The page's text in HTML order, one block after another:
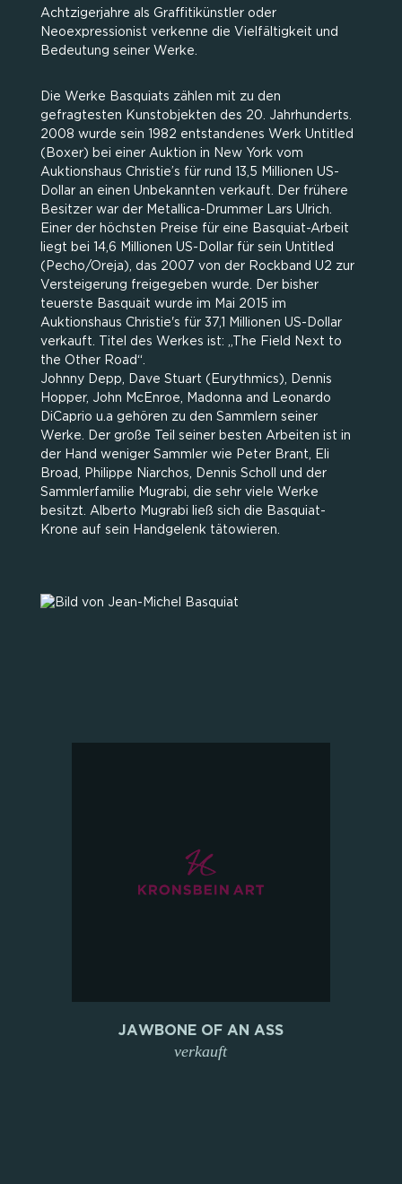
Achtzigerjahre als Graffitikünstler oder
Neoexpressionist verkenne die Vielfältigkeit und
Bedeutung seiner Werke.
Die Werke Basquiats zählen mit zu den
gefragtesten Kunstobjekten des 20. Jahrhunderts.
2008 wurde sein 1982 entstandenes Werk Untitled
(Boxer) bei einer Auktion in New York vom
Auktionshaus Christie’s für rund 13,5 Millionen US-
Dollar an einen Unbekannten verkauft. Der frühere
Besitzer war der Metallica-Drummer Lars Ulrich.
Einer der höchsten Preise für eine Basquiat-Arbeit
liegt bei 14,6 Millionen US-Dollar für sein Untitled
(Pecho/Oreja), das 2007 von der Rockband U2 zur
Versteigerung freigegeben wurde. Der bisher
teuerste Basquait wurde im Mai 2015 im
Auktionshaus Christie's für 37,1 Millionen US-Dollar
verkauft. Titel des Werkes ist: „The Field Next to
the Other Road“.
Johnny Depp, Dave Stuart (Eurythmics), Dennis
Hopper, John McEnroe, Madonna and Leonardo
DiCaprio u.a gehören zu den Sammlern seiner
Werke. Der große Teil seiner besten Arbeiten ist in
der Hand weniger Sammler wie Peter Brant, Eli
Broad, Philippe Niarchos, Dennis Scholl und der
Sammlerfamilie Mugrabi, die sehr viele Werke
besitzt. Alberto Mugrabi ließ sich die Basquiat-
Krone auf sein Handgelenk tätowieren.
JAWBONE OF AN ASS
verkauft